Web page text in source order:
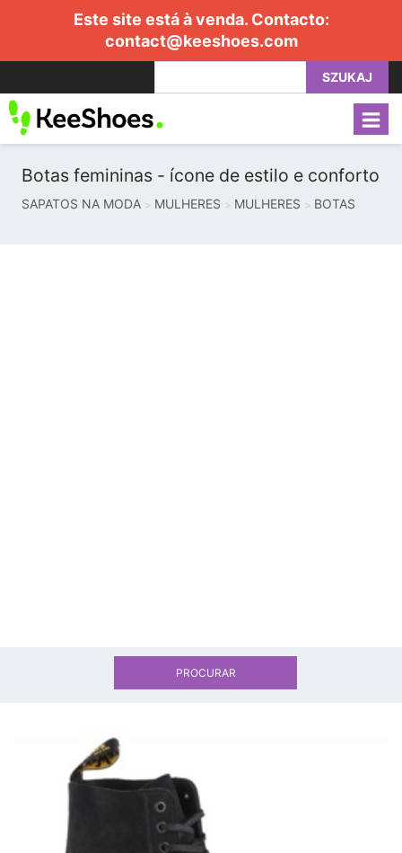
Este site está à venda. Contacto:
contact@keeshoes.com
SZUKAJ
Botas femininas - ícone de estilo e conforto
SAPATOS NA MODA MULHERES MULHERES BOTAS
PROCURAR